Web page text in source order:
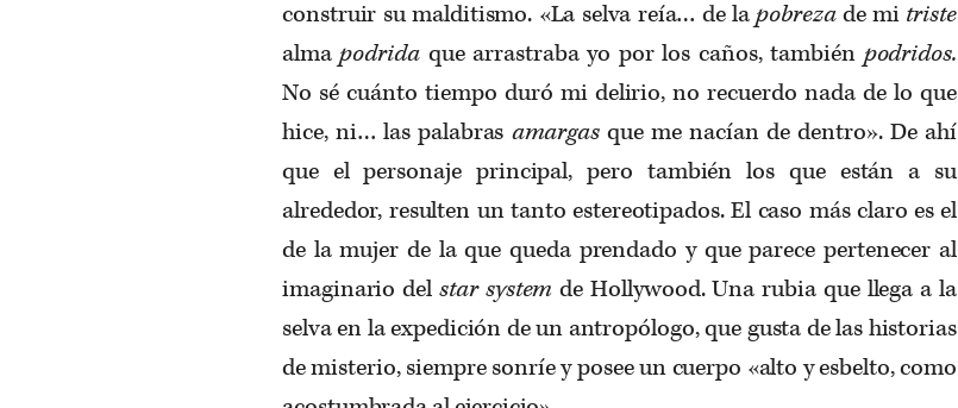
construir su malditismo. «La selva reía… de lapobrezade mi triste
almapodrida que arrastraba yo por los caños, también podridos.
No sé cuánto tiempo duró mi delirio, no recuerdo nada de lo que
hice, ni… las palabras amargas que me nacían de dentro». De ahí
que el personaje principal, pero también los que están a su
alrededor, resulten un tanto estereotipados. El caso más claro es el
de la mujer de la que queda prendado y que parece pertenecer al
imaginario delstar systemde Hollywood. Una rubia que llega a la
selva en la expedición de un antropólogo, que gusta de las historias
de misterio, siempre sonríe y posee un cuerpo «alto y esbelto, como